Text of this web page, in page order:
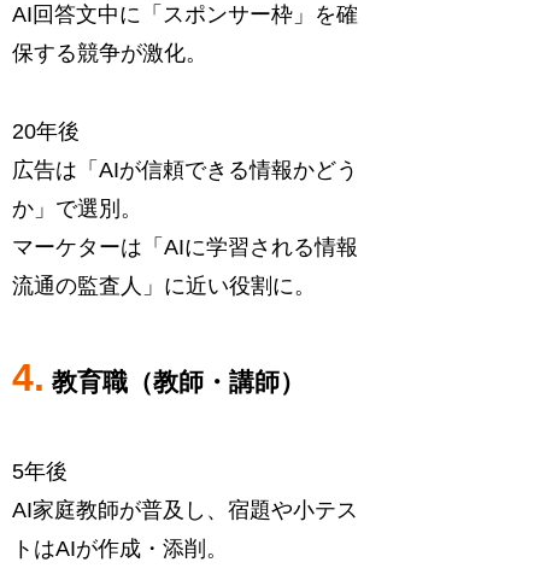
AI回答文中に「スポンサー枠」を確
保する競争が激化。
20年後
広告は「AIが信頼できる情報かどう
か」で選別。
マーケターは「AIに学習される情報
流通の監査人」に近い役割に。
4. 教育職（教師・講師）
5年後
AI家庭教師が普及し、宿題や小テス
トはAIが作成・添削。